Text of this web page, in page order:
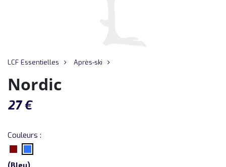
LCF Essentielles Après-ski
Nordic
27 €
Couleurs :